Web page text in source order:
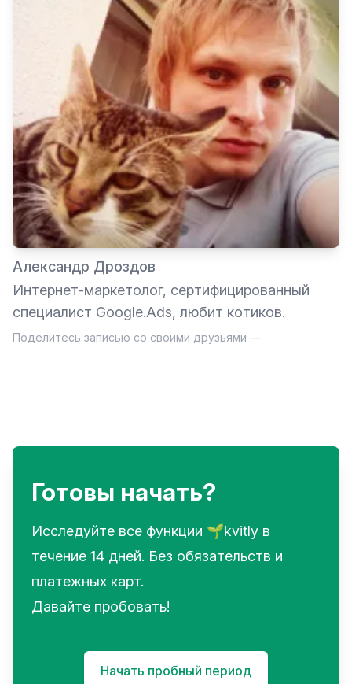
Александр Дроздов
Интернет-маркетолог, сертифицированный
специалист Google.Ads, любит котиков.
Поделитесь записью со своими друзьями —
Готовы начать?
Исследуйте все функции 🌱kvitly в
течение 14 дней. Без обязательств и
платежных карт.
Давайте пробовать!
Начать пробный период